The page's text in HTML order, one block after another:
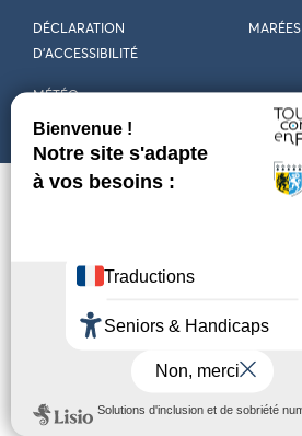
DÉCLARATION
D’ACCESSIBILITÉ
MARÉES
MÉTÉO